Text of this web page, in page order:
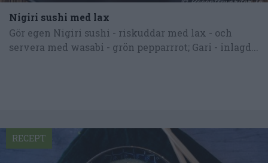
Nigiri sushi med lax
Gör egen Nigiri sushi - riskuddar med lax - och
servera med wasabi - grön pepparrrot; Gari - inlagd...
RECEPT